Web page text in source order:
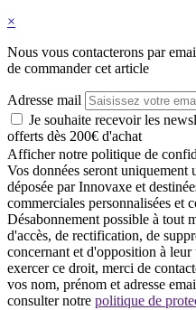
×
Nous vous contacterons par
de commander cet article
Adresse mail
Je souhaite recevoir les
offerts dès 200€ d'achat
Afficher notre politique de
Vos données seront uniquement
déposée par Innovaxe et
commerciales personnalisées et
Désabonnement possible à tout
d'accès, de rectification, de
concernant et d'opposition à
exercer ce droit, merci de
vos nom, prénom et adresse
consulter notre politique de